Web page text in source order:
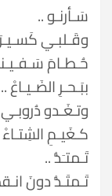
سَـأرنـو ..
وقَـلبـي
حُـطـامَ
ببَـحـرِ الضَـيـاعْ ..
وتـغَـدو
كـغَيـمِ
تَـمتـَدُّ ..
تَـمتَـدُّ دونَ